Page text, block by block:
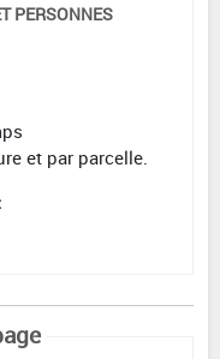
PERSONNES
et par parcelle.